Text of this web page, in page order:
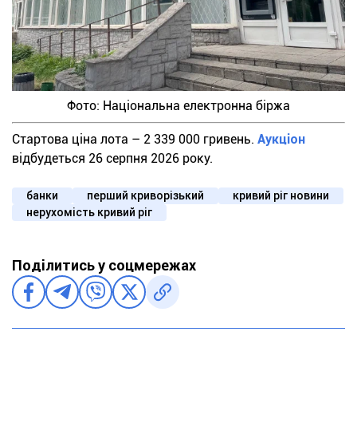
Фото: Національна електронна біржа
Стартова ціна лота – 2 339 000 гривень. Аукціон
відбудеться 26 серпня 2026 року.
банки перший криворізький
кривий ріг новини
нерухомість кривий ріг
Поділитись у соцмережах